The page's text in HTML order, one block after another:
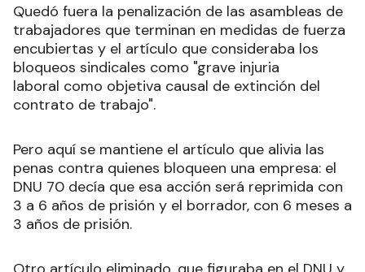
Quedó fuera la penalización de las asambleas de
trabajadores que terminan en medidas de fuerza
encubiertas y el artículo que consideraba los
bloqueos sindicales como "grave injuria
laboral como objetiva causal de extinción del
contrato de trabajo".
Pero aquí se mantiene el artículo que alivia las
penas contra quienes bloqueen una empresa: el
DNU 70 decía que esa acción será reprimida con
3 a 6 años de prisión y el borrador, con 6 meses a
3 años de prisión.